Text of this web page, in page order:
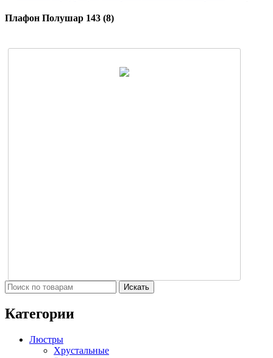
Плафон Полушар 143 (8)
Искать
Категории
Люстры
Хрустальные